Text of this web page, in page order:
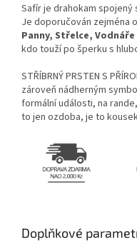
Safír je drahokam
Je doporučován zejména
Panny, Střelce, Vodnáře
kdo touží po šperku s
STŘÍBRNÝ PRSTEN S
zároveň nádherným
formální události, na
to jen ozdoba, je to
Doplňkové